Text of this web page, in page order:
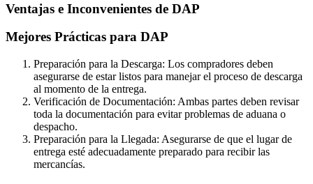
Ventajas e Inconvenientes de DAP
Mejores Prácticas para DAP
Preparación para la Descarga: Los compradores deben
asegurarse de estar listos para manejar el proceso de descarga
al momento de la entrega.
Verificación de Documentación: Ambas partes deben revisar
toda la documentación para evitar problemas de aduana o
despacho.
Preparación para la Llegada: Asegurarse de que el lugar de
entrega esté adecuadamente preparado para recibir las
mercancías.